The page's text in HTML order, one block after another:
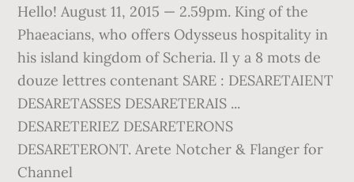
Hello! August 11, 2015 — 2.59pm. King of the
Phaeacians, who offers Odysseus hospitality in
his island kingdom of Scheria. Il y a 8 mots de
douze lettres contenant SARE : DESARETAIENT
DESARETASSES DESARETERAIS ...
DESARETERIEZ DESARETERONS
DESARETERONT. Arete Notcher & Flanger for
Channel